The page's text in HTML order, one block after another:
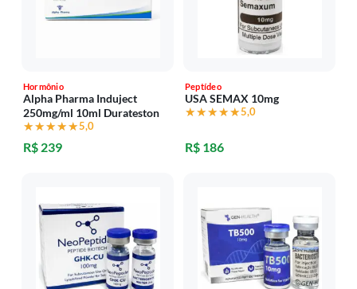
Hormônio
Alpha Pharma Induject
250mg/ml 10ml Durateston
★★★★★
★★★★★5,0
R$ 239
Peptídeo
USA SEMAX 10mg
★★★★★
★★★★★5,0
R$ 186